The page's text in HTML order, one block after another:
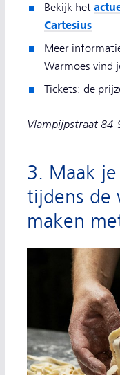
Bekijk het
Cartesius
Meer
Warmoes vind
Tickets: de
Vlampijpstraat
3. Maak
tijdens de
maken